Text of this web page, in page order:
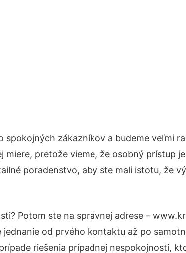
zákazníkov a budeme veľmi
miere, pretože vieme, že osobný prístup
poradenstvo, aby ste mali istotu, že
Potom ste na správnej adrese –
od prvého kontaktu až po
riešenia prípadnej nespokojnosti,